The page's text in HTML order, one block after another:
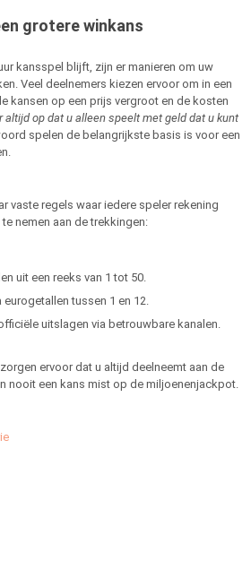
grotere winkans
kansspel blijft, zijn er manieren om uw
Veel deelnemers kiezen ervoor om in een
kansen op een prijs vergroot en de kosten
altijd op dat u alleen speelt met geld dat u kunt
spelen de belangrijkste basis is voor een
vaste regels waar iedere speler rekening
nemen aan de trekkingen:
uit een reeks van 1 tot 50.
eurogetallen tussen 1 en 12.
uitslagen via betrouwbare kanalen.
ervoor dat u altijd deelneemt aan de
nooit een kans mist op de miljoenenjackpot.